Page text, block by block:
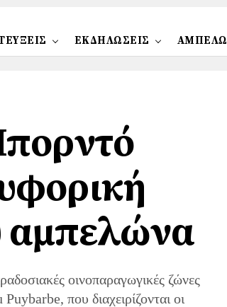
ΕΚΔΗΛΩΣΕΙΣ
αμπελώνα
οινοπαραγωγικές ζώνες
που διαχειρίζονται οι